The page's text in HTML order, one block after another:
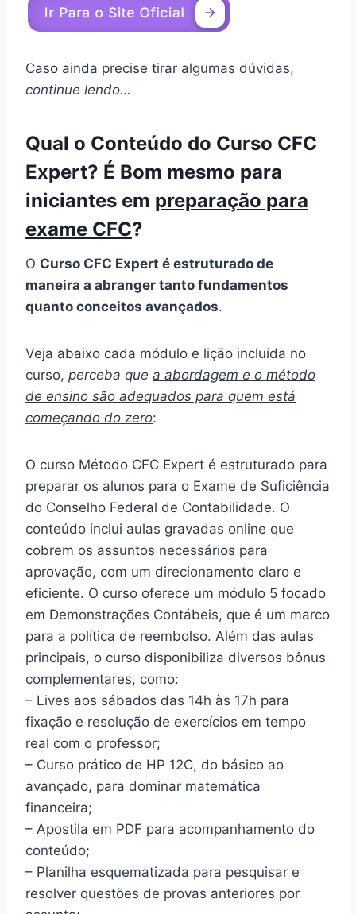
Caso ainda precise tirar algumas dúvidas,
continue lendo…
Qual o Conteúdo do Curso CFC
Expert? É Bom mesmo para
iniciantes em preparação para
exame CFC?
O Curso CFC Expert é estruturado de
maneira a abranger tanto fundamentos
quanto conceitos avançados.
Veja abaixo cada módulo e lição incluída no
curso, perceba que a abordagem e o método
de ensino são adequados para quem está
começando do zero:
O curso Método CFC Expert é estruturado para
preparar os alunos para o Exame de Suficiência
do Conselho Federal de Contabilidade. O
conteúdo inclui aulas gravadas online que
cobrem os assuntos necessários para
aprovação, com um direcionamento claro e
eficiente. O curso oferece um módulo 5 focado
em Demonstrações Contábeis, que é um marco
para a política de reembolso. Além das aulas
principais, o curso disponibiliza diversos bônus
complementares, como:
– Lives aos sábados das 14h às 17h para
fixação e resolução de exercícios em tempo
real com o professor;
– Curso prático de HP 12C, do básico ao
avançado, para dominar matemática
financeira;
– Apostila em PDF para acompanhamento do
conteúdo;
– Planilha esquematizada para pesquisar e
resolver questões de provas anteriores por